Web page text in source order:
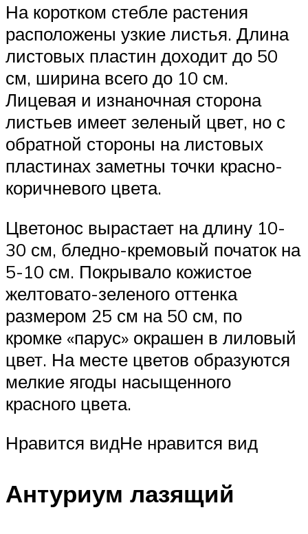
На коротком стебле растения
расположены узкие листья. Длина
листовых пластин доходит до 50
см, ширина всего до 10 см.
Лицевая и изнаночная сторона
листьев имеет зеленый цвет, но с
обратной стороны на листовых
пластинах заметны точки красно-
коричневого цвета.
Цветонос вырастает на длину 10-
30 см, бледно-кремовый початок на
5-10 см. Покрывало кожистое
желтовато-зеленого оттенка
размером 25 см на 50 см, по
кромке «парус» окрашен в лиловый
цвет. На месте цветов образуются
мелкие ягоды насыщенного
красного цвета.
Нравится видНе нравится вид
Антуриум лазящий